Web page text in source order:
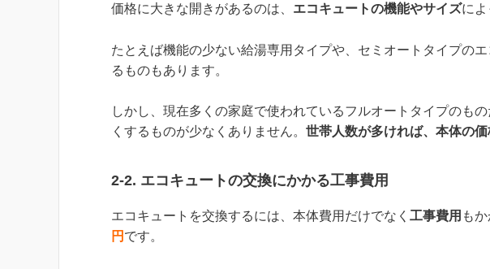
価格に大きな開きがあるのは、 エコキュートの機能やサイズによ
たとえば機能の少ない給湯専用タイプや、セミオートタイプの
るものもあります。
しかし、現在多くの家庭で使われているフルオートタイプのも
くするものが少なくありません。 世帯人数が多ければ、本体の
2-2. エコキュートの交換にかかる工事費用
エコキュートを交換するには、本体費用だけでなく 工事費用 もか
円 です。